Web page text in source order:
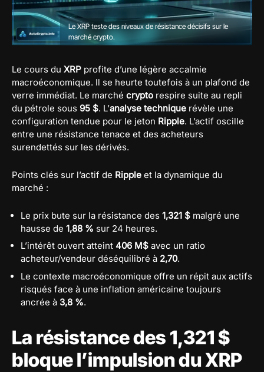
Le XRP teste des niveaux de résistance décisifs sur le
marché crypto.
Le cours du XRP profite d’une légère accalmie
macroéconomique. Il se heurte toutefois à un plafond de
verre immédiat. Le marché crypto respire suite au repli
du pétrole sous 95 $. L’analyse technique révèle une
configuration tendue pour le jeton Ripple. L’actif oscille
entre une résistance tenace et des acheteurs
surendettés sur les dérivés.
Points clés sur l’actif de Ripple et la dynamique du
marché :
Le prix bute sur la résistance des 1,321 $ malgré une
hausse de 1,88 % sur 24 heures.
L’intérêt ouvert atteint 406 M$ avec un ratio
acheteur/vendeur déséquilibré à 2,70.
Le contexte macroéconomique offre un répit aux actifs
risqués face à une inflation américaine toujours
ancrée à 3,8 %.
La résistance des 1,321 $
bloque l’impulsion du XRP